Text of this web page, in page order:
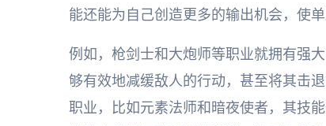
能还能为自己创造更多的输出机会，使
例如，枪剑士和大炮师等职业就拥有强
够有效地减缓敌人的行动，甚至将其击
职业，比如元素法师和暗夜使者，其技